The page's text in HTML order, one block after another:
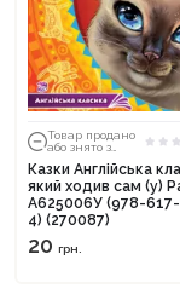
Товар продано
або знято з
Казки Англійська
який ходив сам (у)
А625006У (978-
4) (270087)
20 грн.